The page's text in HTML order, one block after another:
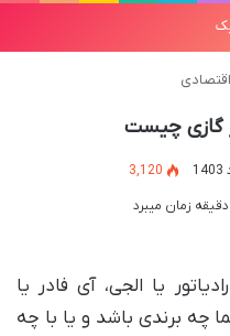
اقتصادی
3,120
یا الجی، آی فادر یا
چه برندی باشد و یا با چه